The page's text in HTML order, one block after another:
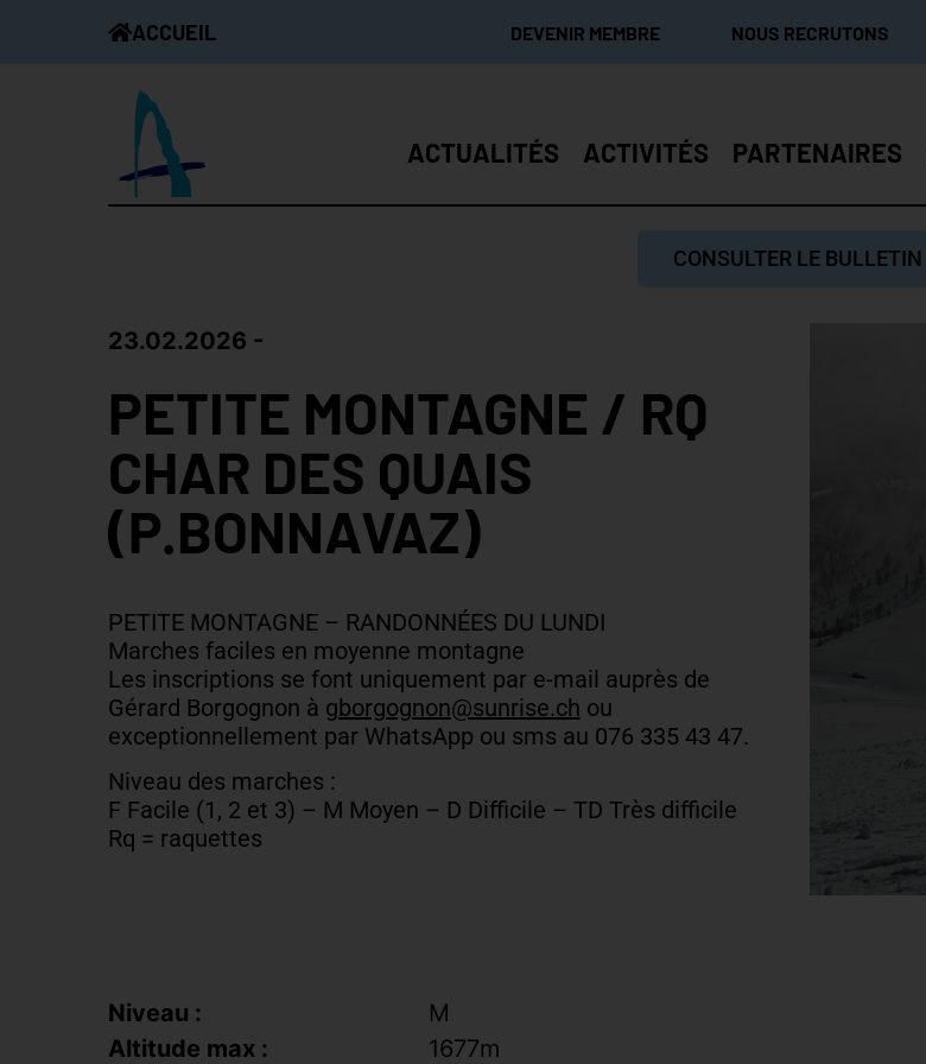
ACCUEIL DEVENIR MEMBRE NOUS RECRUTONS
ACTUALITÉS ACTIVITÉS PARTENAIRES
CONSULTER LE BULLETIN
23.02.2026
PETITE MONTAGNE / RQ
CHAR DES QUAIS
(P.BONNAVAZ)
PETITE MONTAGNE – RANDONNÉES DU LUNDI
Marches faciles en moyenne montagne
Les inscriptions se font uniquement par e-mail auprès de
Gérard Borgognon à gborgognon@sunrise.ch ou
exceptionnellement par WhatsApp ou sms au 076 335 43 47.
Niveau des marches :
F Facile (1, 2 et 3) – M Moyen – D Difficile – TD Très difficile
Rq = raquettes
Niveau :
M
Altitude max :
1677m